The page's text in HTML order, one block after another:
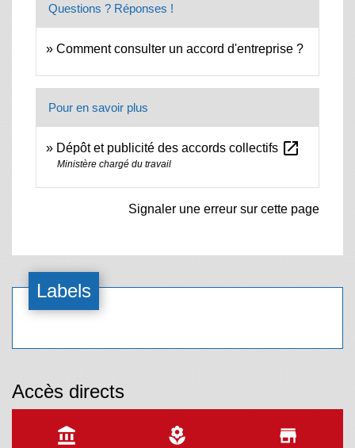
Questions ? Réponses !
Comment consulter un accord d'entreprise ?
Pour en savoir plus
Dépôt et publicité des accords collectifs open_in_new
Ministère chargé du travail
Signaler une erreur sur cette page
Labels
Accès directs
account_balance local_florist store